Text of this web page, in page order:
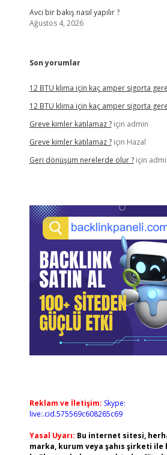
Avcı bir bakış nasıl yapılır ?
Ağustos 4, 2026
Son yorumlar
12 BTU klima için kaç amper sigorta
12 BTU klima için kaç amper sigorta
Greve kimler katılamaz ?için admin
Greve kimler katılamaz ?için Hazal
Geri dönüşüm nerelerde olur ?için
Reklam ve İletişim: Skype:
live:.cid.575569c608265c69
Yasal Uyarı: Bu internet sitesi,
marka, kurum veya şahıs şirketi ile